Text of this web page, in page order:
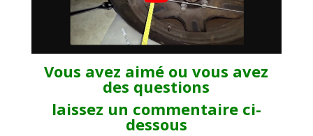
Vous avez aimé ou vous avez
des questions
laissez un commentaire ci-
dessous